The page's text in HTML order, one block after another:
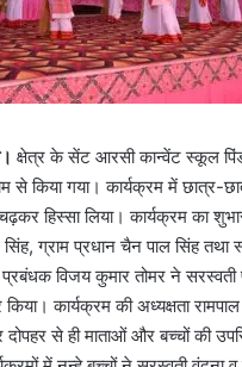
क्षेत्र के सेंट आरसी कान्वेंट स्कूल
से किया गया। कार्यक्रम में छात्र-
हिस्सा लिया। कार्यक्रम का
ग्राम प्रधान चैन पाल सिंह तथा
प्रबंधक विजय कुमार तोमर ने सरस्वती
कार्यक्रम की अध्यक्षता
दोपहर से ही माताओं और बच्चों की